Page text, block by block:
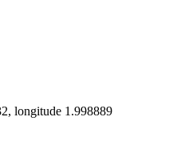
longitude 1.998889